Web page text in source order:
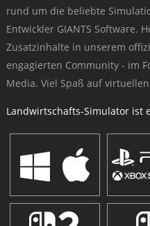
rund um die beliebte
Entwickler GIANTS Software.
Zusatzinhalte in unserem
engagierten Community - im
Media. Viel Spaß auf
Landwirtschafts-Simulator ist